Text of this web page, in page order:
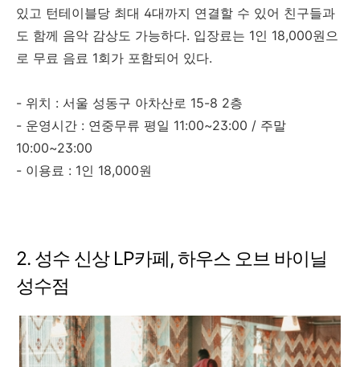
있고 턴테이블당 최대 4대까지 연결할 수 있어 친구들과
도 함께 음악 감상도 가능하다. 입장료는 1인 18,000원으
로 무료 음료 1회가 포함되어 있다.
- 위치 : 서울 성동구 아차산로 15-8 2층
- 운영시간 : 연중무류 평일 11:00~23:00 / 주말
10:00~23:00
- 이용료 : 1인 18,000원
2. 성수 신상 LP카페, 하우스 오브 바이닐
성수점